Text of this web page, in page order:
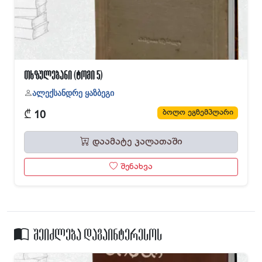
თხზულებანი (ტომი 5)
ალექსანდრე ყაზბეგი
₾ 10 ბოლო ეგზემპლარი
დაამატე კალათაში
შენახვა
შეიძლება დაგაინტერესოს